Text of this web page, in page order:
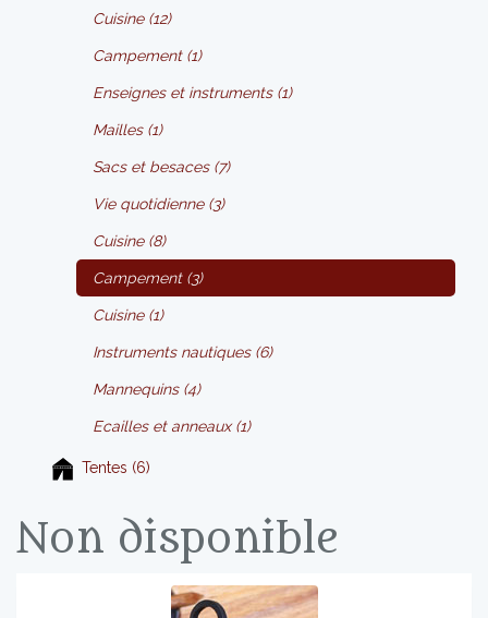
Cuisine (12)
Campement (1)
Enseignes et instruments (1)
Mailles (1)
Sacs et besaces (7)
Vie quotidienne (3)
Cuisine (8)
Campement (3)
Cuisine (1)
Instruments nautiques (6)
Mannequins (4)
Ecailles et anneaux (1)
Tentes (6)
Non disponible